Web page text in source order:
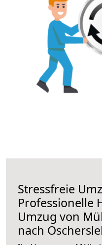
Stressfreie
Professionelle
Umzug von
nach